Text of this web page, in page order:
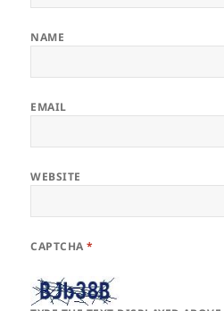
NAME
EMAIL
WEBSITE
CAPTCHA*